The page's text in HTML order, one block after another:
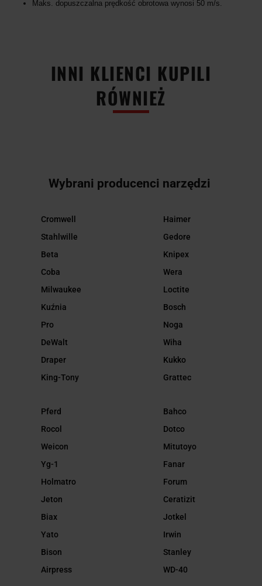
Maks. dopuszczalna prędkość obrotowa wynosi 50 m/s.
INNI KLIENCI KUPILI
RÓWNIEŻ
Wybrani producenci narzędzi
Cromwell
Stahlwille
Beta
Coba
Milwaukee
Kuźnia
Pro
DeWalt
Draper
King-Tony
Haimer
Gedore
Knipex
Wera
Loctite
Bosch
Noga
Wiha
Kukko
Grattec
Pferd
Rocol
Weicon
Yg-1
Holmatro
Jeton
Biax
Yato
Bison
Airpress
Bahco
Dotco
Mitutoyo
Fanar
Forum
Ceratizit
Jotkel
Irwin
Stanley
WD-40